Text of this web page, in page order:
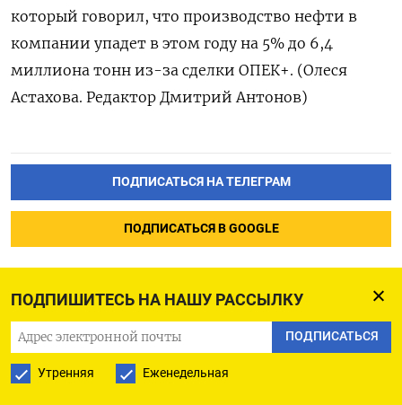
ПОДПИШИТЕСЬ НА НАШУ РАССЫЛКУ
ПОДПИСАТЬСЯ
Утренняя Еженедельная
который говорил, что производство нефти в
компании упадет в этом году на 5% до 6,4
миллиона тонн из-за сделки ОПЕК+. (Олеся
Астахова. Редактор Дмитрий Антонов)
ПОДПИСАТЬСЯ НА ТЕЛЕГРАМ
ПОДПИСАТЬСЯ В GOOGLE